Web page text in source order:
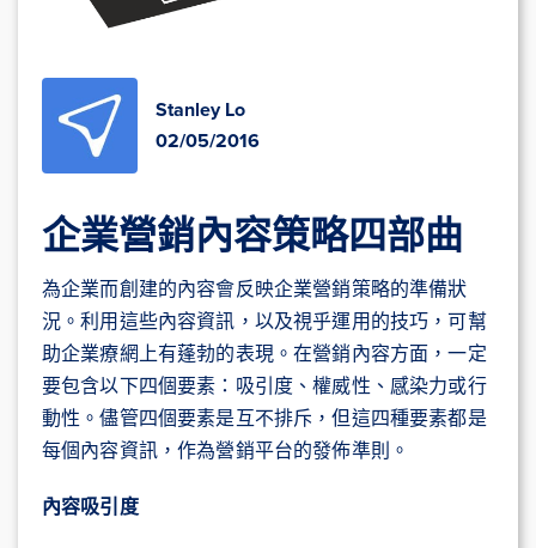
Stanley Lo
02/05/2016
企業營銷內容策略四部曲
為企業而創建的內容會反映企業營銷策略的準備狀
況。利用這些內容資訊，以及視乎運用的技巧，可幫
助企業療網上有蓬勃的表現。在營銷內容方面，一定
要包含以下四個要素：吸引度、權威性、感染力或行
動性。儘管四個要素是互不排斥，但這四種要素都是
每個內容資訊，作為營銷平台的發佈準則。
內容吸引度